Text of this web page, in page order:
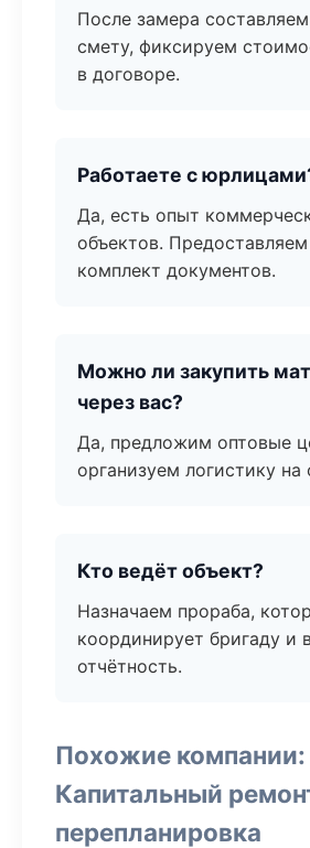
После замера
смету, фиксируем
в договоре.
Работаете с
Да, есть опыт
объектов.
комплект документов.
Можно ли закупить
через вас?
Да, предложим оптовые
организуем логистику на
Кто ведёт объект?
Назначаем прораба,
координирует бригаду и
отчётность.
Похожие компании:
Капитальный
перепланировка